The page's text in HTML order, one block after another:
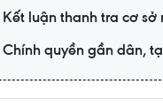
Kết luận thanh tra cơ
Chính quyền gần dân,